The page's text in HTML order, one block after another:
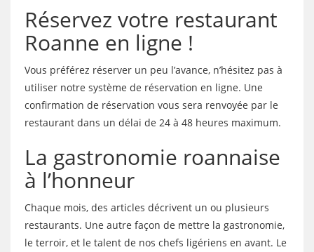
Réservez votre restaurant
Roanne en ligne !
Vous préférez réserver un peu l’avance, n’hésitez pas à
utiliser notre système de réservation en ligne. Une
confirmation de réservation vous sera renvoyée par le
restaurant dans un délai de 24 à 48 heures maximum.
La gastronomie roannaise
à l’honneur
Chaque mois, des articles décrivent un ou plusieurs
restaurants. Une autre façon de mettre la gastronomie,
le terroir, et le talent de nos chefs ligériens en avant. Le